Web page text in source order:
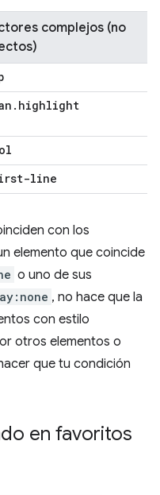
complejos (no
. highlight
line
con los
elemento que coincide
o uno de sus
, no hace que la
con estilo
otros elementos o
que tu condición
en favoritos